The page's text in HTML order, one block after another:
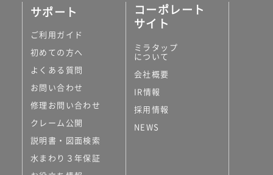
サポート
ご利用ガイド
初めての方へ
よくある質問
お問い合わせ
修理お問い合わせ
クレーム公開
説明書・図面検索
水まわり３年保証
コーポレート
サイト
ミラタップ
について
会社概要
IR情報
採用情報
NEWS